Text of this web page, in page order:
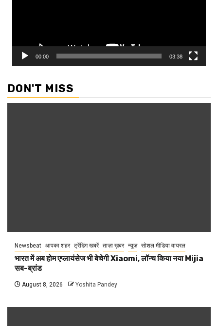
00:00 03:38
DON'T MISS
Newsbeat आपका शहर ट्रेंडिंग खबरें ताज़ा ख़बर न्यूज़ सोशल मीडिया वायरल
भारत में अब होम एप्लायंसेज भी बेचेगी Xiaomi, लॉन्च किया नया Mijia
सब-ब्रांड
August 8, 2026 Yoshita Pandey